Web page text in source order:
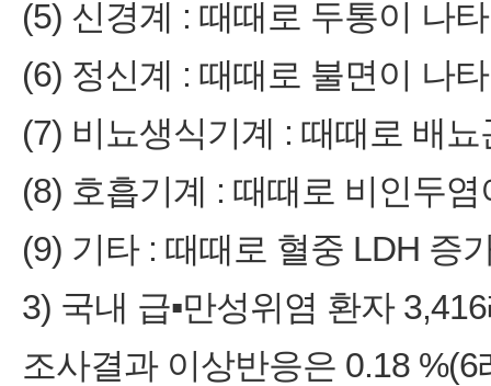
(5) 신경계 : 때때로 두통이 나
(6) 정신계 : 때때로 불면이 나
(7) 비뇨생식기계 : 때때로 배
(8) 호흡기계 : 때때로 비인두
(9) 기타 : 때때로 혈중 LDH 증
3) 국내 급▪만성위염 환자
조사결과 이상반응은 0.18